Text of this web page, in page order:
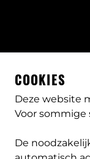
COOKIES
Deze website
Voor
De